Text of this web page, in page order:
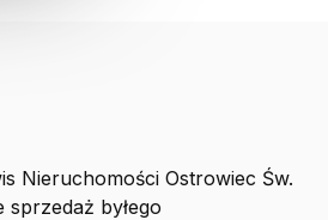
Nieruchomości Ostrowiec Św.
sprzedaż byłego